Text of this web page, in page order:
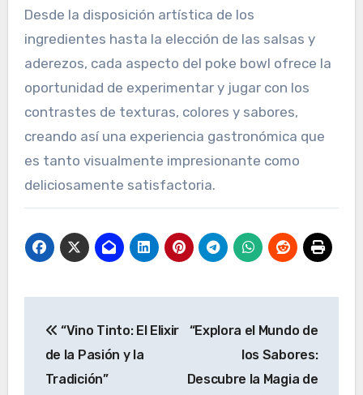
Desde la disposición artística de los
ingredientes hasta la elección de las salsas y
aderezos, cada aspecto del poke bowl ofrece la
oportunidad de experimentar y jugar con los
contrastes de texturas, colores y sabores,
creando así una experiencia gastronómica que
es tanto visualmente impresionante como
deliciosamente satisfactoria.
de
entradas
“Vino Tinto: El Elixir
de la Pasión y la
Tradición”
“Explora el Mundo de
los Sabores:
Descubre la Magia de